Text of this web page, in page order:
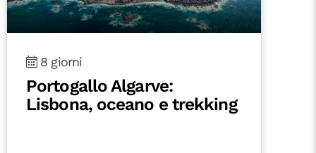
8 giorni
Portogallo Algarve:
Lisbona, oceano e trekking